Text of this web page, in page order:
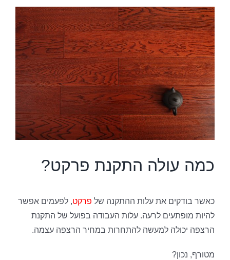
צפה
בתמונה
מוגדלת
כמה עולה התקנת פרקט?
כאשר בודקים את עלות ההתקנה של פרקט, לפעמים אפשר
להיות מופתעים לרעה. עלות העבודה בפועל של התקנת
הרצפה יכולה למעשה להתחרות במחיר הרצפה עצמה.
מטורף, נכון?